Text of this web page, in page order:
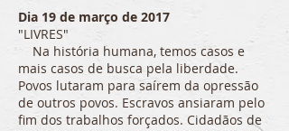
Dia 19 de março de 2017
"LIVRES"
Na história humana, temos casos e
mais casos de busca pela liberdade.
Povos lutaram para saírem da opressão
de outros povos. Escravos ansiaram pelo
fim dos trabalhos forçados. Cidadãos de